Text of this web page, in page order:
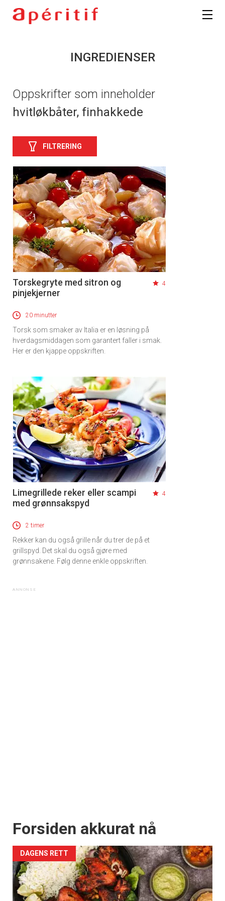
INGREDIENSER
Oppskrifter som inneholder
hvitløkbåter, finhakkede
FILTRERING
Torskegryte med sitron og
pinjekjerner
4
20 minutter
Torsk som smaker av Italia er en løsning på
hverdagsmiddagen som garantert faller i smak.
Her er den kjappe oppskriften.
Limegrillede reker eller scampi
med grønnsakspyd
4
2 timer
Rekker kan du også grille når du trer de på et
grillspyd. Det skal du også gjøre med
grønnsakene. Følg denne enkle oppskriften.
Forsiden akkurat nå
DAGENS RETT